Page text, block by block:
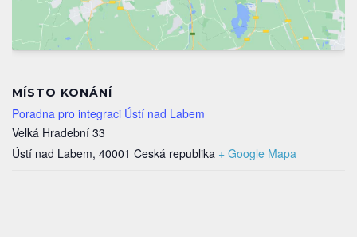
MÍSTO KONÁNÍ
Poradna pro integraci Ústí nad Labem
Velká Hradební 33
Ústí nad Labem, 40001 Česká republika + Google Mapa